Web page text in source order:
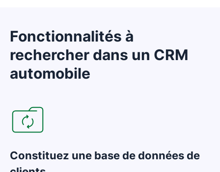
Fonctionnalités à
rechercher dans un CRM
automobile
Constituez une base de données de